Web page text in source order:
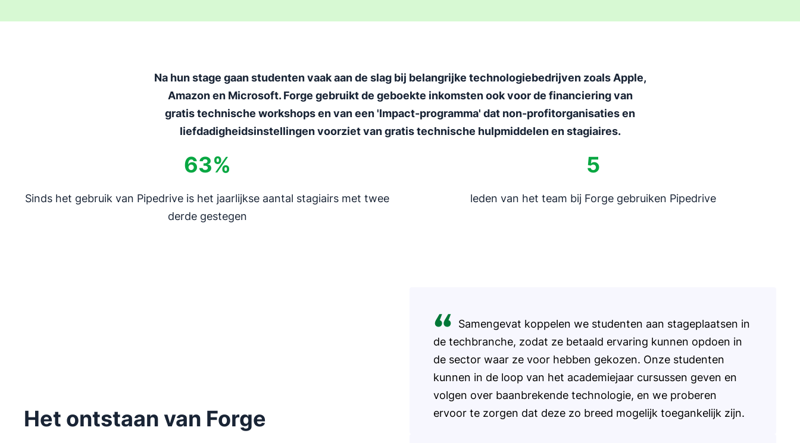
Na hun stage gaan studenten vaak aan de slag bij belangrijke technologiebedrijven zoals Apple,
Amazon en Microsoft. Forge gebruikt de geboekte inkomsten ook voor de financiering van
gratis technische workshops en van een 'Impact-programma' dat non-profitorganisaties en
liefdadigheidsinstellingen voorziet van gratis technische hulpmiddelen en stagiaires.
63%
Sinds het gebruik van Pipedrive is het jaarlijkse aantal stagiairs met twee
derde gestegen
5
leden van het team bij Forge gebruiken Pipedrive
Het ontstaan van Forge
Samengevat koppelen we studenten aan stageplaatsen in
de techbranche, zodat ze betaald ervaring kunnen opdoen in
de sector waar ze voor hebben gekozen. Onze studenten
kunnen in de loop van het academiejaar cursussen geven en
volgen over baanbrekende technologie, en we proberen
ervoor te zorgen dat deze zo breed mogelijk toegankelijk zijn.